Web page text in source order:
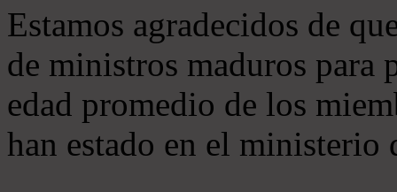
Estamos agradecidos de
de ministros maduros
edad promedio de los
han estado en el ministerio